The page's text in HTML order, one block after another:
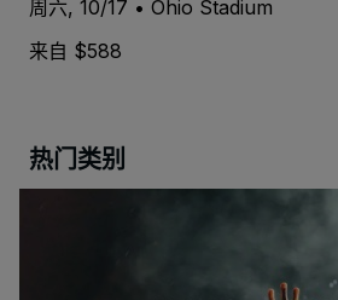
周六, 10/17 • Ohio Stadium
来自 $588
热门类别